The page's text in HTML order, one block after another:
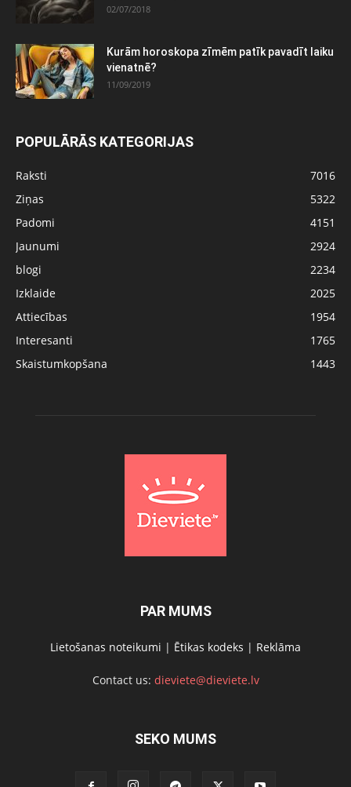
02/07/2018
Kurām horoskopa zīmēm patīk pavadīt laiku
vienatnē?
11/09/2019
POPULĀRĀS KATEGORIJAS
Raksti
7016
Ziņas
5322
Padomi
4151
Jaunumi
2924
blogi
2234
Izklaide
2025
Attiecības
1954
Interesanti
1765
Skaistumkopšana
1443
PAR MUMS
Lietošanas noteikumi | Ētikas kodeks | Reklāma
Contact us: dieviete@dieviete.lv
SEKO MUMS